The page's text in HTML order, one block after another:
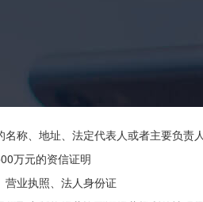
名称、地址、法定代表人或者主要负责
万元的资信证明
营业执照、法人身份证